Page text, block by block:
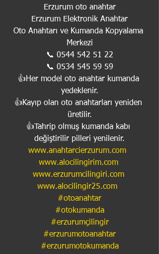
Erzurum oto anahtar
Erzurum Elektronik Anahtar
Oto Anahtarı ve Kumanda Kopyalama
Merkezi
📞 0544 542 51 22
📞 0534 545 59 59
👍Her model oto anahtar kumanda
yedeklenir.
👍Kayıp olan oto anahtarları yeniden
üretilir.
👍Tahrip olmuş kumanda kabı
değiştirilir pilleri yenilenir.
www.anahtarcierzurum.com
www.alocilingirim.com
www.erzurumcilingiri.com
www.alocilingir25.com
#otoanahtar
#otokumanda
#erzurumçilingir
#erzurumotoanahtar
#erzurumotokumanda